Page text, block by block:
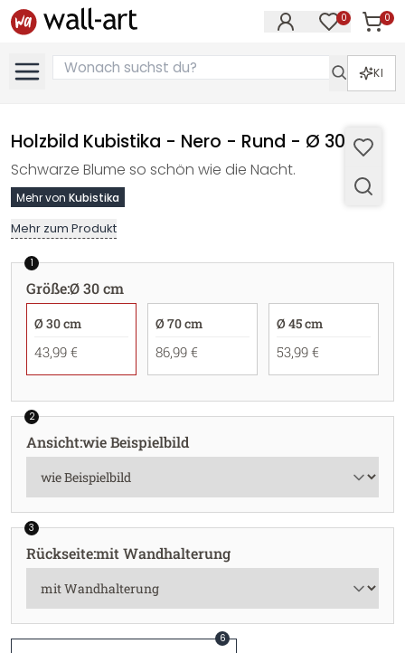
0 0
KI
Holzbild Kubistika - Nero - Rund - Ø 30 cm
Schwarze Blume so schön wie die Nacht.
Mehr von Kubistika
Mehr zum Produkt
1
Größe:Ø 30 cm
Ø 30 cm
43,99 €
Ø 70 cm
86,99 €
Ø 45 cm
53,99 €
2
Ansicht:wie Beispielbild
3
Rückseite:mit Wandhalterung
6